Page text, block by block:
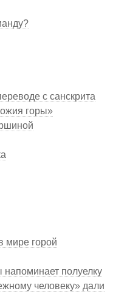
с санскрита
горы»
мире горой
полуелку
человеку» дали